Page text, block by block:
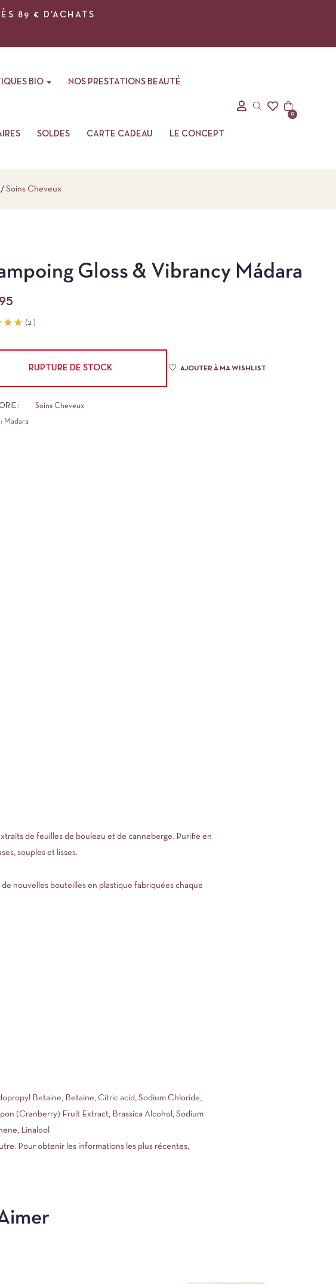
89 € D’ACHATS
BIO NOS PRESTATIONS BEAUTÉ
SOLDES CARTE CADEAU LE CONCEPT
0
Soins Cheveux
Gloss & Vibrancy Mádara
(2 )
RUPTURE DE STOCK AJOUTER À MA WISHLIST
: Soins Cheveux
Madara
de feuilles de bouleau et de canneberge. Purifie en
souples et lisses.
nouvelles bouteilles en plastique fabriquées chaque
Betaine, Betaine, Citric acid, Sodium Chloride,
(Cranberry) Fruit Extract, Brassica Alcohol, Sodium
Linalool
Pour obtenir les informations les plus récentes,